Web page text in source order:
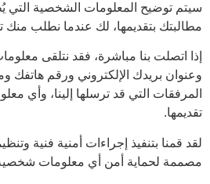
سيتم توضيح المعلومات الشخصية التي
مطالبتك بتقديمها، لك عندما نطلب
إذا اتصلت بنا مباشرة، فقد نتلقى
وعنوان بريدك الإلكتروني ورقم هاتفك
المرفقات التي قد ترسلها إلينا، وأي
تقديمها.
لقد قمنا بتنفيذ إجراءات أمنية فنية
مصممة لحماية أمن أي معلومات شخصية